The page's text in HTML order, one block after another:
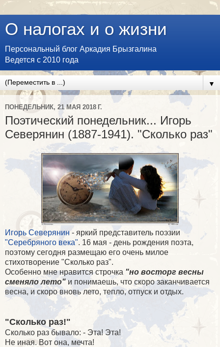
О налогах и о жизни
Персональный блог Аркадия Брызгалина
Ведется с 2010 года
▼
ПОНЕДЕЛЬНИК, 21 МАЯ 2018 Г.
Поэтический понедельник... Игорь
Северянин (1887-1941). "Сколько раз"
Игорь Северянин- яркий представитель поэзии
"Серебряного века". 16 мая - день рождения поэта,
поэтому сегодня размещаю его очень милое
стихотворение "Сколько раз".
Особенно мне нравится строчка "но восторг весны
сменяло лето"и понимаешь, что скоро заканчивается
весна, и скоро вновь лето, тепло, отпуск и отдых.
"Сколько раз!"
Сколько раз бывало: - Эта! Эта!
Не иная. Вот она, мечта!